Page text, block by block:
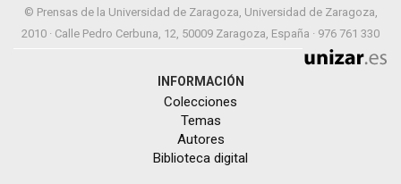
© Prensas de la Universidad de Zaragoza, Universidad de Zaragoza,
2010 · Calle Pedro Cerbuna, 12, 50009 Zaragoza, España · 976 761 330
INFORMACIÓN
Colecciones
Temas
Autores
Biblioteca digital